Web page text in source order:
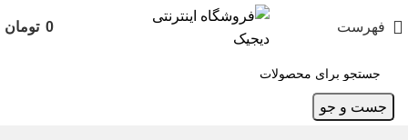
فهرست 0 تومان
جست و جو